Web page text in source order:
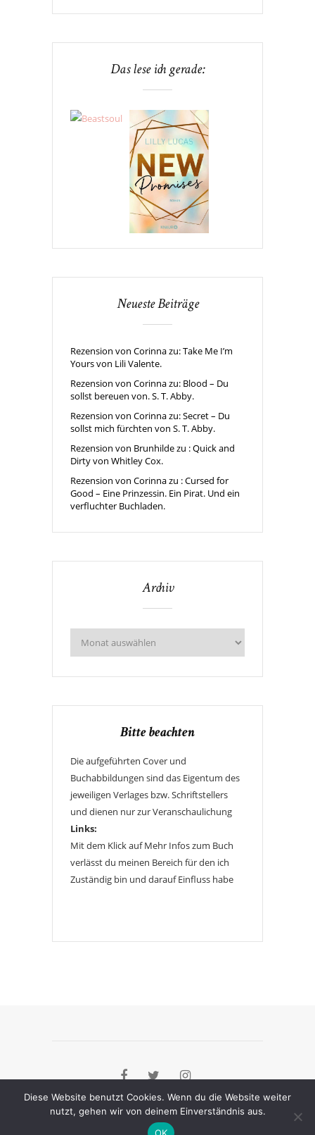
Das lese ich gerade:
Neueste Beiträge
Rezension von Corinna zu: Take Me I’m
Yours von Lili Valente.
Rezension von Corinna zu: Blood – Du
sollst bereuen von. S. T. Abby.
Rezension von Corinna zu: Secret – Du
sollst mich fürchten von S. T. Abby.
Rezension von Brunhilde zu : Quick and
Dirty von Whitley Cox.
Rezension von Corinna zu : Cursed for
Good – Eine Prinzessin. Ein Pirat. Und ein
verfluchter Buchladen.
Archiv
Bitte beachten
Die aufgeführten Cover und
Buchabbildungen sind das Eigentum des
jeweiligen Verlages bzw. Schriftstellers
und dienen nur zur Veranschaulichung
Links:
Mit dem Klick auf Mehr Infos zum Buch
verlässt du meinen Bereich für den ich
Zuständig bin und darauf Einfluss habe
[instagram-feed]
Diese Website benutzt Cookies. Wenn du die Website weiter
nutzt, gehen wir von deinem Einverständnis aus.
OK